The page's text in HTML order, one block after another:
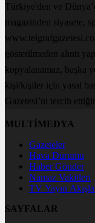
Türkiye'den ve
magazinden siyasete,
gösterilmeden alıntı
kopyalanamaz, başka
kişi/kişiler için yasal
Gazetesi’ni tercih
MULTİMEDYA
Gazeteler
Hava Durumu
Haber Gönder
Namaz Vakitleri
TV Yayın
SAYFALAR